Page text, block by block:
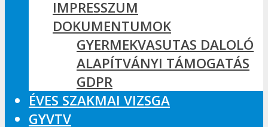
IMPRESSZUM
DOKUMENTUMOK
GYERMEKVASUTAS DALOLÓ
ALAPÍTVÁNYI TÁMOGATÁS
GDPR
ÉVES SZAKMAI VIZSGA
GYVTV